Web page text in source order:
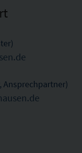
Ansprechpartner)